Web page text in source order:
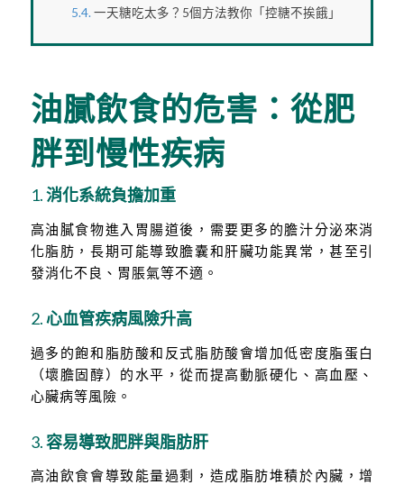
一天糖吃太多？5個方法教你「控糖不挨餓」
油膩飲食的危害：從肥
胖到慢性疾病
1.消化系統負擔加重
高油膩食物進入胃腸道後，需要更多的膽汁分泌來消
化脂肪，長期可能導致膽囊和肝臟功能異常，甚至引
發消化不良、胃脹氣等不適。
2.心血管疾病風險升高
過多的飽和脂肪酸和反式脂肪酸會增加低密度脂蛋白
（壞膽固醇）的水平，從而提高動脈硬化、高血壓、
心臟病等風險。
3.容易導致肥胖與脂肪肝
高油飲食會導致能量過剩，造成脂肪堆積於內臟，增